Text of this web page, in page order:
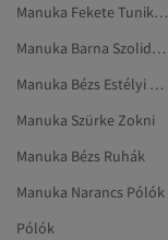
Manuka Fekete Tunikák
Manuka Barna Szolid Tunikák
Manuka Bézs Estélyi Ruhák
Manuka Szürke Zokni
Manuka Bézs Ruhák
Manuka Narancs Pólók
Pólók